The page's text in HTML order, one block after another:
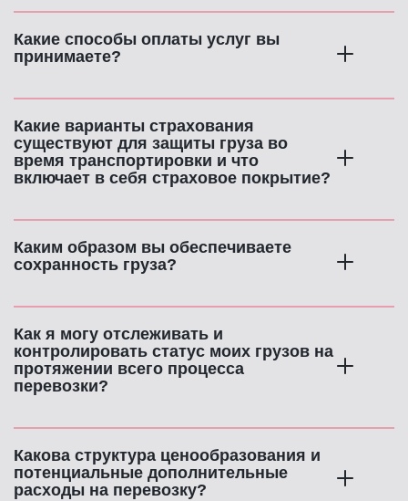
Какие способы оплаты услуг вы
принимаете?
Какие варианты страхования
существуют для защиты груза во
время транспортировки и что
включает в себя страховое покрытие?
Каким образом вы обеспечиваете
сохранность груза?
Как я могу отслеживать и
контролировать статус моих грузов на
протяжении всего процесса
перевозки?
Какова структура ценообразования и
потенциальные дополнительные
расходы на перевозку?